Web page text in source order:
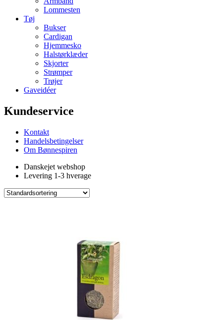
Lommesten
Tøj
Bukser
Cardigan
Hjemmesko
Halstørklæder
Skjorter
Strømper
Trøjer
Gaveidéer
Kundeservice
Kontakt
Handelsbetingelser
Om Bønnespiren
Danskejet webshop
Levering 1-3 hverage